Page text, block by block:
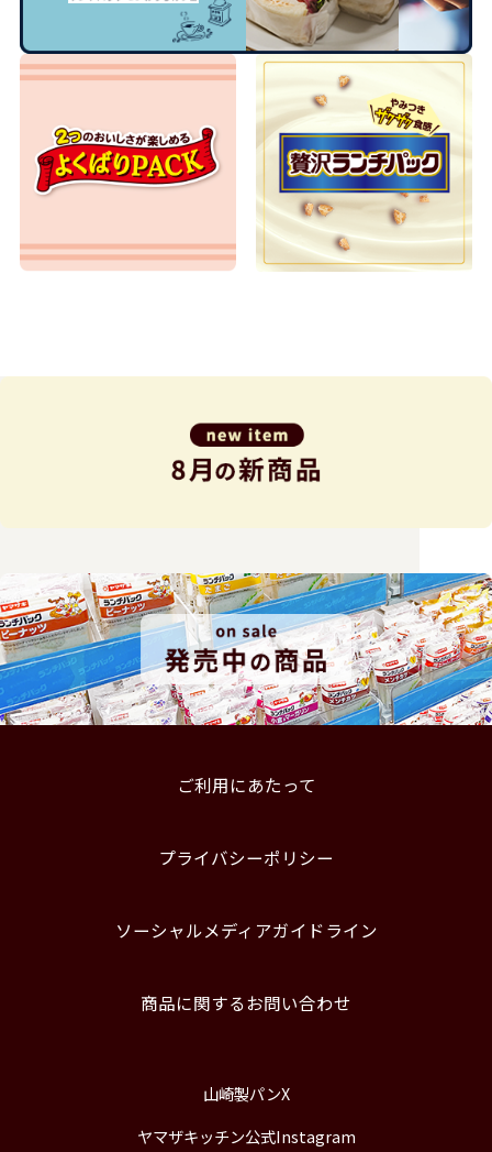
ご利用にあたって
プライバシーポリシー
ソーシャルメディアガイドライン
商品に関するお問い合わせ
山崎製パンX
ヤマザキッチン公式Instagram